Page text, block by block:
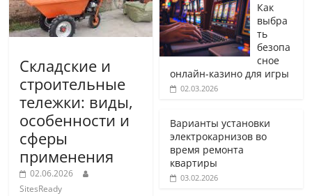
Складские и
строительные
тележки: виды,
особенности и
сферы
применения
02.06.2026
SitesReady
Как
выбра
ть
безопа
сное
онлайн-казино для игры
02.03.2026
Варианты установки
электрокарнизов во
время ремонта
квартиры
03.02.2026